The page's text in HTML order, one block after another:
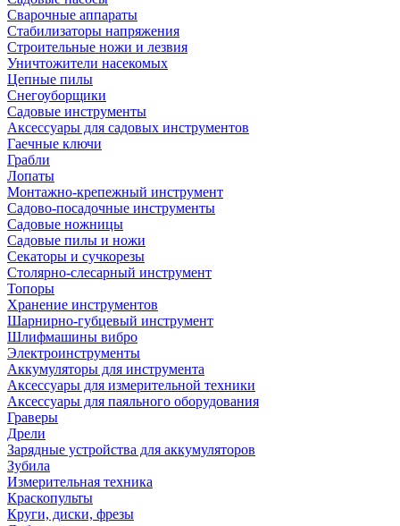
Сварочные аппараты
Стабилизаторы напряжения
Строительные ножи и лезвия
Уничтожители насекомых
Цепные пилы
Снегоуборщики
Садовые инструменты
Аксессуары для садовых инструментов
Гаечные ключи
Грабли
Лопаты
Монтажно-крепежный инструмент
Садово-посадочные инструменты
Садовые ножницы
Садовые пилы и ножи
Секаторы и сучкорезы
Столярно-слесарный инструмент
Топоры
Хранение инструментов
Шарнирно-губцевый инструмент
Шлифмашины вибро
Электроинструменты
Аккумуляторы для инструмента
Аксессуары для измерительной техники
Аксессуары для паяльного оборудования
Граверы
Дрели
Зарядные устройства для аккумуляторов
Зубила
Измерительная техника
Краскопульты
Круги, диски, фрезы